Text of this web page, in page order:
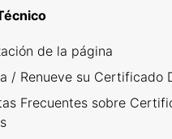
de la página
/ Renueve su Certificado
Frecuentes sobre